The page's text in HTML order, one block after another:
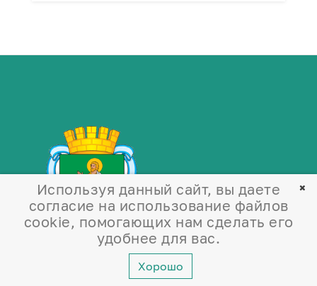
Используя данный сайт, вы даете
согласие на использование файлов
cookie, помогающих нам сделать его
удобнее для вас.
Хорошо
Прокопьевский городской
Совет народных депутатов